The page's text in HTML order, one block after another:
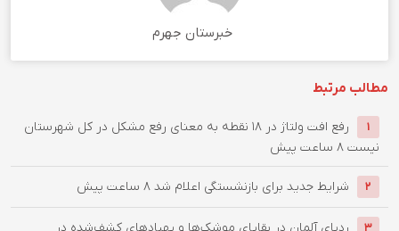
خبرستان جهرم
مطالب مرتبط
1
رفع افت ولتاژ در ۱۸ نقطه به معنای رفع مشکل در کل شهرستان
نیست 8 ساعت پیش
2 شرایط جدید برای بازنشستگی اعلام شد 8 ساعت پیش
3